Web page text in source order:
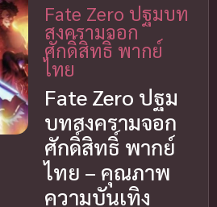
Fate Zero ปฐมบท
สงครามจอก
ศักดิ์สิทธิ์ พากย์
ไทย
Fate Zero ปฐม
บทสงครามจอก
ศักดิ์สิทธิ์ พากย์
ไทย – คุณภาพ
ความบันเทิง